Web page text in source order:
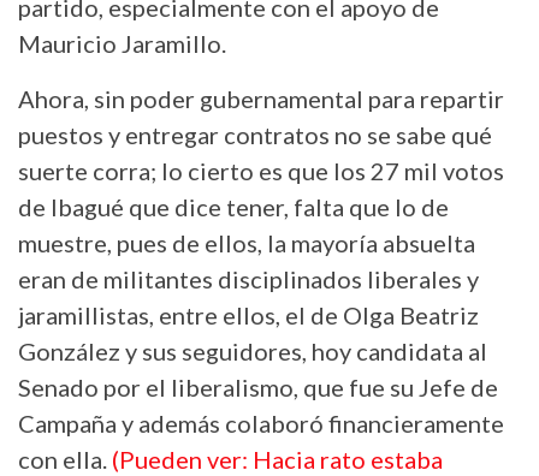
partido, especialmente con el apoyo de
Mauricio Jaramillo.
Ahora, sin poder gubernamental para repartir
puestos y entregar contratos no se sabe qué
suerte corra; lo cierto es que los 27 mil votos
de Ibagué que dice tener, falta que lo de
muestre, pues de ellos, la mayoría absuelta
eran de militantes disciplinados liberales y
jaramillistas, entre ellos, el de Olga Beatriz
González y sus seguidores, hoy candidata al
Senado por el liberalismo, que fue su Jefe de
Campaña y además colaboró financieramente
con ella. (Pueden ver: Hacia rato estaba